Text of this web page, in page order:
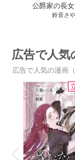
公爵家の長
鈴音さや
広告で人気
広告で人気の漫画
P
r
e
v
i
o
u
s